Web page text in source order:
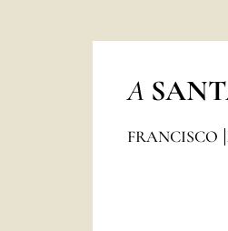
A
FRANCISCO